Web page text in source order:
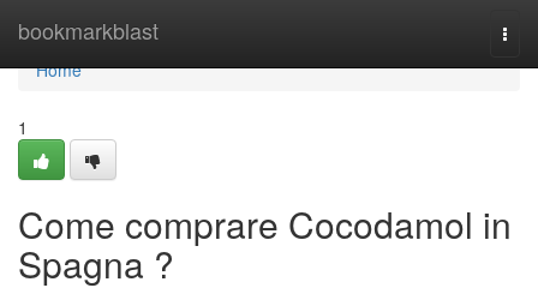
bookmarkblast
Home
Home
1
Come comprare Cocodamol in
Spagna ?